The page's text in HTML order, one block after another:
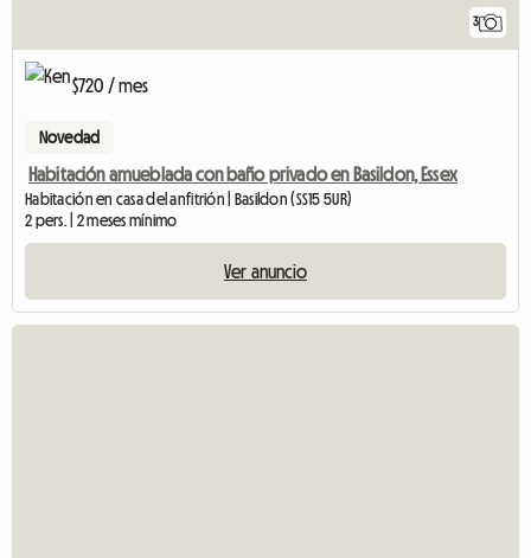
3
$720 / mes
Novedad
Habitación amueblada con baño privado en Basildon, Essex
Habitación en casa del anfitrión | Basildon (SS15 5UR)
2 pers. | 2 meses mínimo
Ver anuncio